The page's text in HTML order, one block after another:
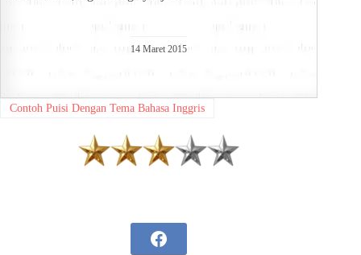
14 Maret 2015
Contoh Puisi Dengan Tema Bahasa Inggris